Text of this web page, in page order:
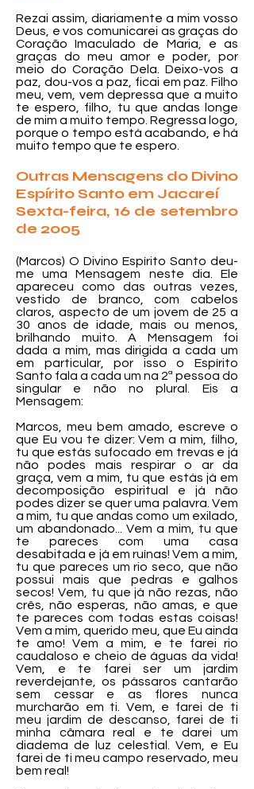
Rezai assim, diariamente a mim vosso
Deus, e vos comunicarei as graças do
Coração Imaculado de Maria, e as
graças do meu amor e poder, por
meio do Coração Dela. Deixo-vos a
paz, dou-vos a paz, ficai em paz. Filho
meu, vem, vem depressa que a muito
te espero, filho, tu que andas longe
de mim a muito tempo. Regressa logo,
porque o tempo está acabando, e há
muito tempo que te espero.
Outras Mensagens do Divino
Espírito Santo em Jacareí
Sexta-feira, 16 de setembro
de 2005
(Marcos) O Divino Espírito Santo deu-
me uma Mensagem neste dia. Ele
apareceu como das outras vezes,
vestido de branco, com cabelos
claros, aspecto de um jovem de 25 a
30 anos de idade, mais ou menos,
brilhando muito. A Mensagem foi
dada a mim, mas dirigida a cada um
em particular, por isso o Espírito
Santo fala a cada um na 2ª pessoa do
singular e não no plural. Eis a
Mensagem:
Marcos, meu bem amado, escreve o
que Eu vou te dizer: Vem a mim, filho,
tu que estás sufocado em trevas e já
não podes mais respirar o ar da
graça, vem a mim, tu que estás já em
decomposição espiritual e já não
podes dizer se quer uma palavra. Vem
a mim, tu que andas como um exilado,
um abandonado... Vem a mim, tu que
te pareces com uma casa
desabitada e já em ruínas! Vem a mim,
tu que pareces um rio seco, que não
possui mais que pedras e galhos
secos! Vem, tu que já não rezas, não
crês, não esperas, não amas, e que
te pareces com todas estas coisas!
Vem a mim, querido meu, que Eu ainda
te amo! Vem a mim, e te farei rio
caudaloso e cheio de águas da vida!
Vem, e te farei ser um jardim
reverdejante, os pássaros cantarão
sem cessar e as flores nunca
murcharão em ti. Vem, e farei de ti
meu jardim de descanso, farei de ti
minha câmara real e te darei um
diadema de luz celestial. Vem, e Eu
farei de ti meu campo reservado, meu
bem real!